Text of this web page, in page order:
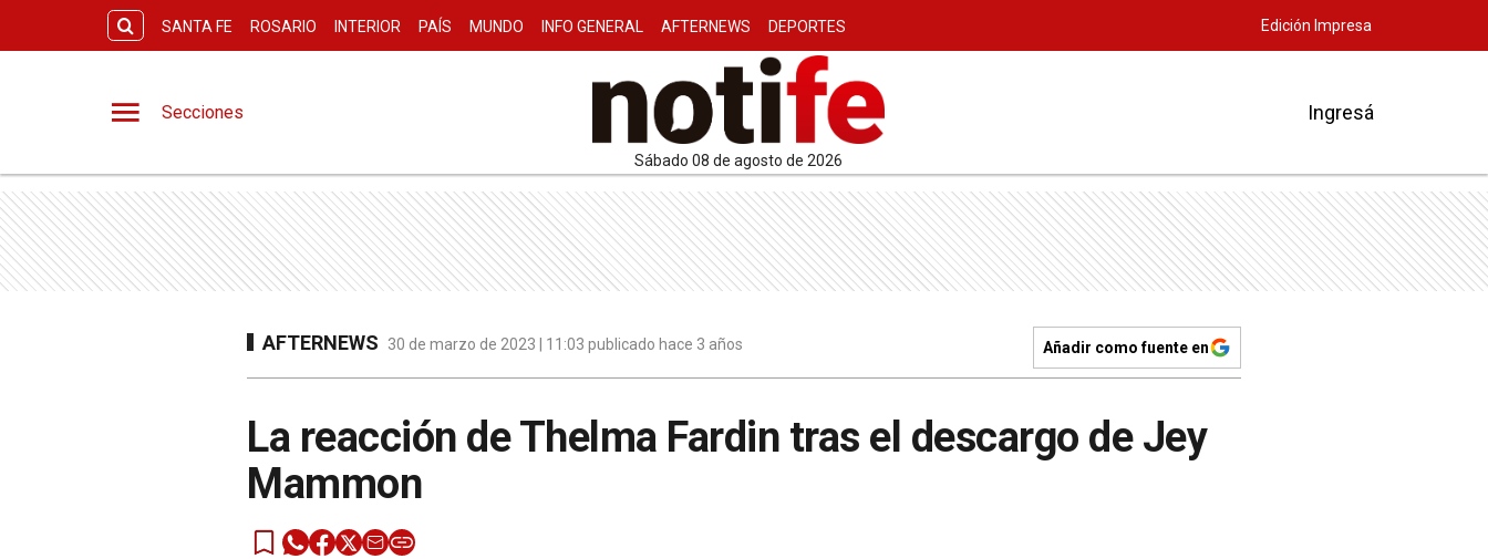
SANTA FE ROSARIO INTERIOR PAÍS MUNDO INFO GENERAL AFTERNEWS DEPORTES Edición Impresa
Secciones
sábado 08 de agosto de 2026
Ingresá
AFTERNEWS 30 de marzo de 2023 | 11:03 publicado hace 3 años Añadir como fuente en
La reacción de Thelma Fardin tras el descargo de Jey
Mammon